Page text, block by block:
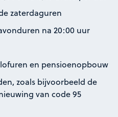
zaterdaguren
na 20:00 uur
en pensioenopbouw
zoals bijvoorbeeld de
van code 95